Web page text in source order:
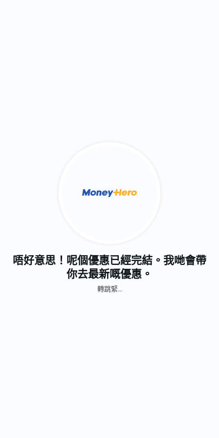
唔好意思！呢個優惠已經完結。我哋會帶
你去最新嘅優惠。
轉跳緊...